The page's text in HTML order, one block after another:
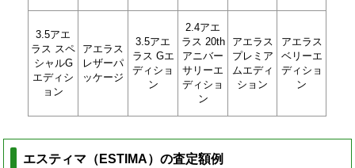
3.5アエ
ラス スペ
シャルG
エディシ
ョン
アエラス
レザーパ
ッケージ
3.5アエ
ラス Gエ
ディショ
ン
2.4アエ
ラス 20th
アニバー
サリーエ
ディショ
ン
アエラス
プレミア
ムエディ
ション
アエラス
ベリーエ
ディショ
ン
エスティマ（ESTIMA）の査定額例